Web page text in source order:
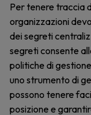
Per tenere traccia
organizzazioni
dei segreti
segreti consente
politiche di
uno strumento di
possono tenere
posizione e